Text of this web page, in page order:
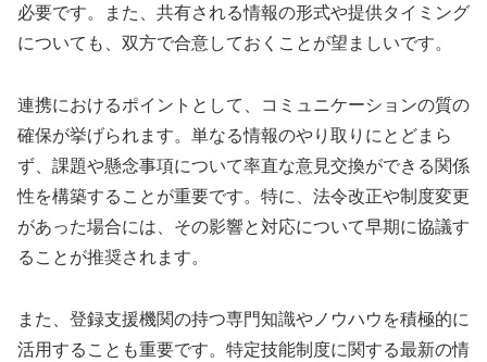
必要です。また、共有される情報の形式や提供タイミング
についても、双方で合意しておくことが望ましいです。
連携におけるポイントとして、コミュニケーションの質の
確保が挙げられます。単なる情報のやり取りにとどまら
ず、課題や懸念事項について率直な意見交換ができる関係
性を構築することが重要です。特に、法令改正や制度変更
があった場合には、その影響と対応について早期に協議す
ることが推奨されます。
また、登録支援機関の持つ専門知識やノウハウを積極的に
活用することも重要です。特定技能制度に関する最新の情